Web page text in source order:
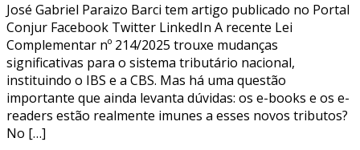
José Gabriel Paraizo Barci tem artigo publicado no Portal
Conjur Facebook Twitter LinkedIn A recente Lei
Complementar nº 214/2025 trouxe mudanças
significativas para o sistema tributário nacional,
instituindo o IBS e a CBS. Mas há uma questão
importante que ainda levanta dúvidas: os e-books e os e-
readers estão realmente imunes a esses novos tributos?
No […]